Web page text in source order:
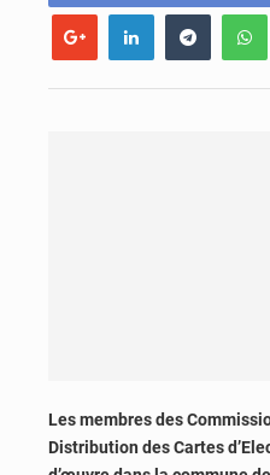
Les membres des
Distribution des Cartes